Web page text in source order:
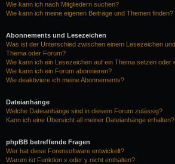
Wie kann ich nach Mitgliedern suchen?
Wie kann ich meine eigenen Beiträge und Themen finden?
Abonnements und Lesezeichen
Was ist der Unterschied zwischen einem Lesezeichen
Thema oder Forum?
Wie kann ich ein Lesezeichen auf ein Thema setzen oder
Wie kann ich ein Forum abonnieren?
Wie deaktiviere ich meine Abonnements?
Dateianhänge
Welche Dateianhänge sind in diesem Forum zulässig?
Kann ich eine Übersicht all meiner Dateianhänge erhalten?
phpBB betreffende Fragen
Wer hat diese Forensoftware entwickelt?
Warum ist Funktion x oder y nicht enthalten?